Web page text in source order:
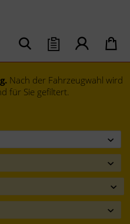
Nach der Fahrzeugwahl wird
für Sie gefiltert.